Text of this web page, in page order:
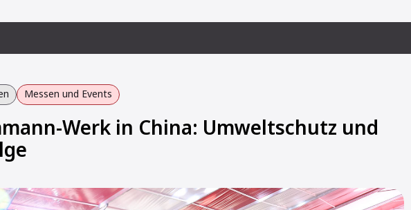
Messen und Events
Werk in China: Umweltschutz und